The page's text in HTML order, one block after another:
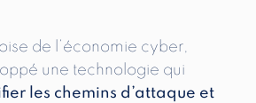
de l’économie cyber,
une technologie qui
les chemins d’attaque et